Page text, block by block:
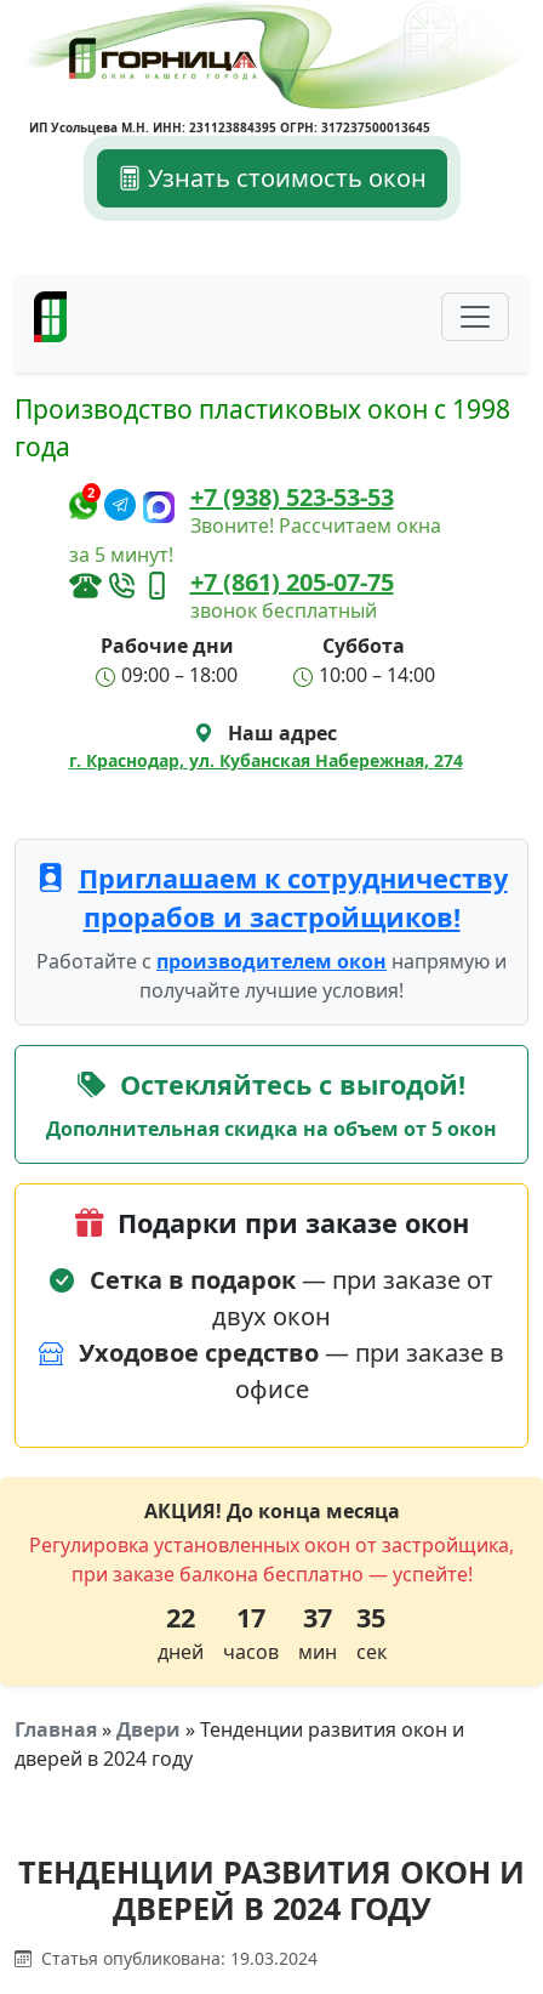
ИП Усольцева М.Н. ИНН: 231123884395 ОГРН: 317237500013645
Узнать стоимость окон
Производство пластиковых окон с 1998
года
2 +7 (938) 523-53-53
Звоните! Рассчитаем окна
за 5 минут!
+7 (861) 205-07-75
звонок бесплатный
Рабочие дни
Суббота
09:00 – 18:00
10:00 – 14:00
Наш адрес
г. Краснодар, ул. Кубанская Набережная, 274
Приглашаем к сотрудничеству
прорабов и застройщиков!
Работайте с производителем окон напрямую и
получайте лучшие условия!
Остекляйтесь с выгодой!
Дополнительная скидка на объем от 5 окон
Подарки при заказе окон
Сетка в подарок— при заказе от
двух окон
Уходовое средство— при заказе в
офисе
АКЦИЯ! До конца месяца
Регулировка установленных окон от застройщика,
при заказе балкона бесплатно — успейте!
22
дней
17
часов
37
мин
35
сек
Главная»Двери »Тенденции развития окон и
дверей в 2024 году
ТЕНДЕНЦИИ РАЗВИТИЯ ОКОН И
ДВЕРЕЙ В 2024 ГОДУ
Статья опубликована: 19.03.2024